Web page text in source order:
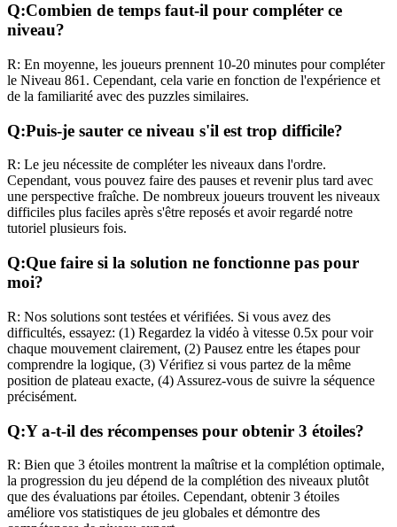
Q:Combien de temps faut-il pour compléter ce
niveau?
R: En moyenne, les joueurs prennent 10-20 minutes pour compléter
le Niveau 861 . Cependant, cela varie en fonction de l'expérience et
de la familiarité avec des puzzles similaires.
Q:Puis-je sauter ce niveau s'il est trop difficile?
R: Le jeu nécessite de compléter les niveaux dans l'ordre.
Cependant, vous pouvez faire des pauses et revenir plus tard avec
une perspective fraîche. De nombreux joueurs trouvent les niveaux
difficiles plus faciles après s'être reposés et avoir regardé notre
tutoriel plusieurs fois.
Q:Que faire si la solution ne fonctionne pas pour
moi?
R: Nos solutions sont testées et vérifiées. Si vous avez des
difficultés, essayez: (1) Regardez la vidéo à vitesse 0.5x pour voir
chaque mouvement clairement, (2) Pausez entre les étapes pour
comprendre la logique, (3) Vérifiez si vous partez de la même
position de plateau exacte, (4) Assurez-vous de suivre la séquence
précisément.
Q:Y a-t-il des récompenses pour obtenir 3 étoiles?
R: Bien que 3 étoiles montrent la maîtrise et la complétion optimale,
la progression du jeu dépend de la complétion des niveaux plutôt
que des évaluations par étoiles. Cependant, obtenir 3 étoiles
améliore vos statistiques de jeu globales et démontre des